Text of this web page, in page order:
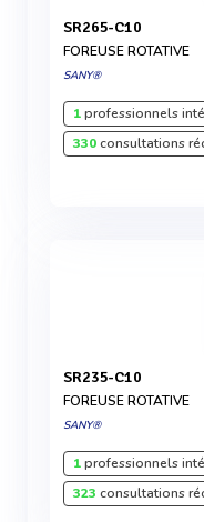
SR265-C10
FOREUSE ROTATIVE
SANY®
1professionnels
330consultations
SR235-C10
FOREUSE ROTATIVE
SANY®
1professionnels
323 consultations